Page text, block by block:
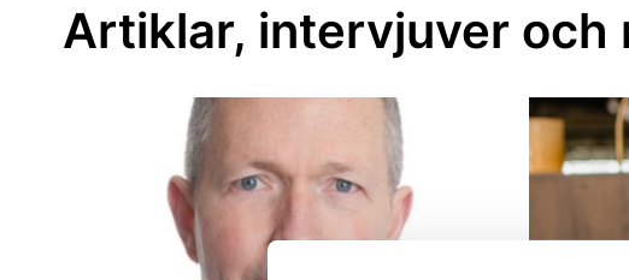
Artiklar, intervjuver